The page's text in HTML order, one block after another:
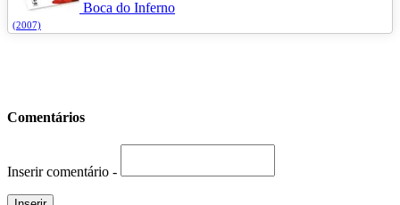
Boca do Inferno
(2007)
Comentários
Inserir comentário -